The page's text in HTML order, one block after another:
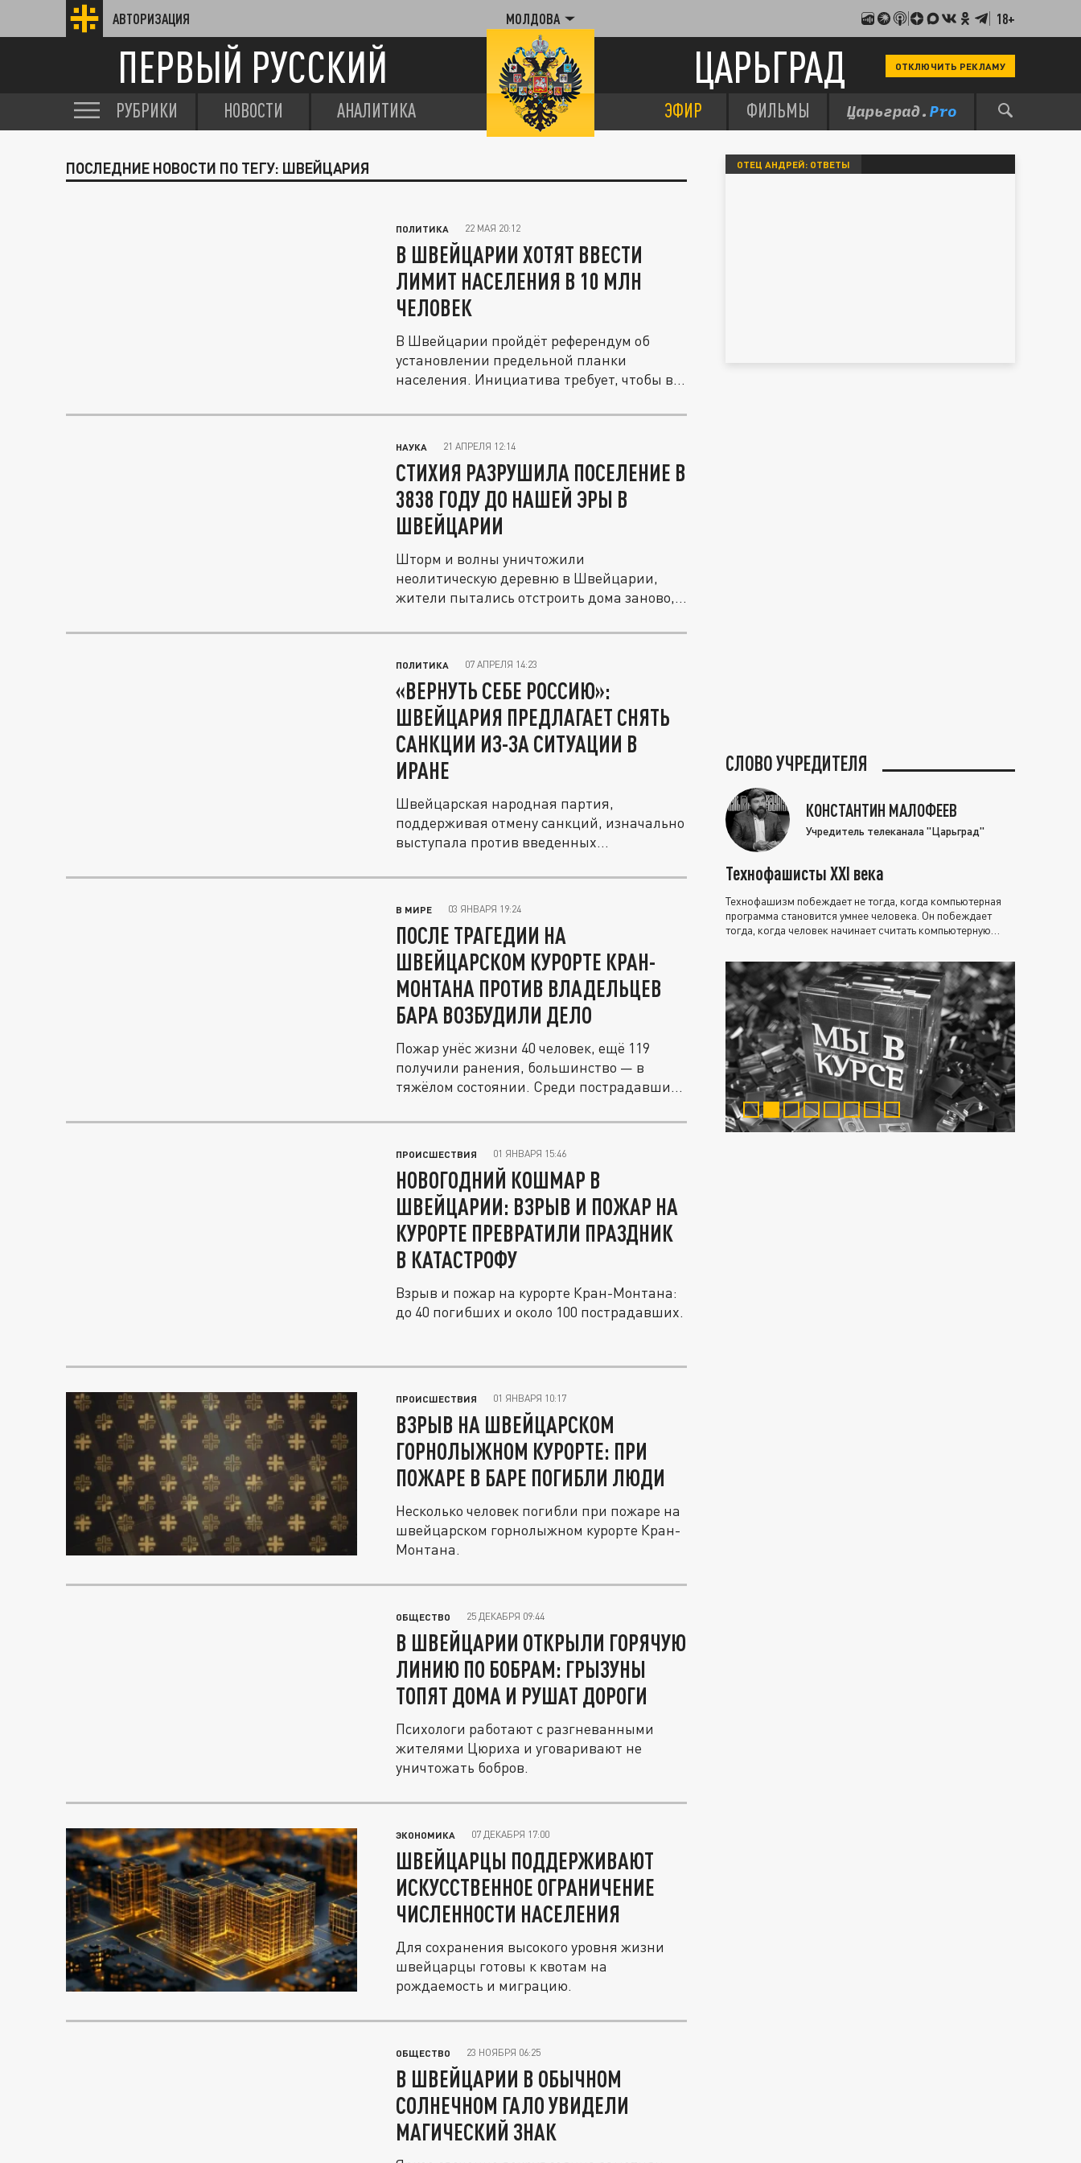
АВТОРИЗАЦИЯ МОЛДОВА 18+
ПЕРВЫЙ РУССКИЙ ЦАРЬГРАД ОТКЛЮЧИТЬ РЕКЛАМУ
РУБРИКИ НОВОСТИ АНАЛИТИКА ЭФИР ФИЛЬМЫ
ПОСЛЕДНИЕ НОВОСТИ ПО ТЕГУ: ШВЕЙЦАРИЯ
ПОЛИТИКА 22 МАЯ 20:12
В ШВЕЙЦАРИИ ХОТЯТ ВВЕСТИ
ЛИМИТ НАСЕЛЕНИЯ В 10 МЛН
ЧЕЛОВЕК
В Швейцарии пройдёт референдум об
установлении предельной планки
населения. Инициатива требует, чтобы в
НАУКА 21 АПРЕЛЯ 12:14
СТИХИЯ РАЗРУШИЛА ПОСЕЛЕНИЕ В
3838 ГОДУ ДО НАШЕЙ ЭРЫ В
ШВЕЙЦАРИИ
Шторм и волны уничтожили
неолитическую деревню в Швейцарии,
жители пытались отстроить дома заново,
ПОЛИТИКА 07 АПРЕЛЯ 14:23
«ВЕРНУТЬ СЕБЕ РОССИЮ»:
ШВЕЙЦАРИЯ ПРЕДЛАГАЕТ СНЯТЬ
САНКЦИИ ИЗ-ЗА СИТУАЦИИ В
ИРАНЕ
Швейцарская народная партия,
поддерживая отмену санкций, изначально
выступала против введенных
В МИРЕ 03 ЯНВАРЯ 19:24
ПОСЛЕ ТРАГЕДИИ НА
ШВЕЙЦАРСКОМ КУРОРТЕ КРАН-
МОНТАНА ПРОТИВ ВЛАДЕЛЬЦЕВ
БАРА ВОЗБУДИЛИ ДЕЛО
Пожар унёс жизни 40 человек, ещё 119
получили ранения, большинство — в
тяжёлом состоянии. Среди пострадавших
ПРОИСШЕСТВИЯ 01 ЯНВАРЯ 15:46
НОВОГОДНИЙ КОШМАР В
ШВЕЙЦАРИИ: ВЗРЫВ И ПОЖАР НА
КУРОРТЕ ПРЕВРАТИЛИ ПРАЗДНИК
В КАТАСТРОФУ
Взрыв и пожар на курорте Кран-Монтана:
до 40 погибших и около 100 пострадавших.
ПРОИСШЕСТВИЯ 01 ЯНВАРЯ 10:17
ВЗРЫВ НА ШВЕЙЦАРСКОМ
ГОРНОЛЫЖНОМ КУРОРТЕ: ПРИ
ПОЖАРЕ В БАРЕ ПОГИБЛИ ЛЮДИ
Несколько человек погибли при пожаре на
швейцарском горнолыжном курорте Кран-
Монтана.
ОБЩЕСТВО 25 ДЕКАБРЯ 09:44
В ШВЕЙЦАРИИ ОТКРЫЛИ ГОРЯЧУЮ
ЛИНИЮ ПО БОБРАМ: ГРЫЗУНЫ
ТОПЯТ ДОМА И РУШАТ ДОРОГИ
Психологи работают с разгневанными
жителями Цюриха и уговаривают не
уничтожать бобров.
ЭКОНОМИКА 07 ДЕКАБРЯ 17:00
ШВЕЙЦАРЦЫ ПОДДЕРЖИВАЮТ
ИСКУССТВЕННОЕ ОГРАНИЧЕНИЕ
ЧИСЛЕННОСТИ НАСЕЛЕНИЯ
Для сохранения высокого уровня жизни
швейцарцы готовы к квотам на
рождаемость и миграцию.
ОБЩЕСТВО 23 НОЯБРЯ 06:25
В ШВЕЙЦАРИИ В ОБЫЧНОМ
СОЛНЕЧНОМ ГАЛО УВИДЕЛИ
МАГИЧЕСКИЙ ЗНАК
ОТЕЦ АНДРЕЙ: ОТВЕТЫ
СЛОВО УЧРЕДИТЕЛЯ
КОНСТАНТИН МАЛОФЕЕВ
Учредитель телеканала "Царьград"
Технофашисты XXI века
Технофашизм побеждает не тогда, когда компьютерная
программа становится умнее человека. Он побеждает
тогда, когда человек начинает считать компьютерную